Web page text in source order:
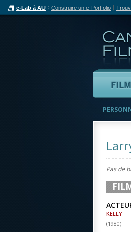
e-Lab à AU Construire un e-Portfolio
Pas de
KELLY
(1980)